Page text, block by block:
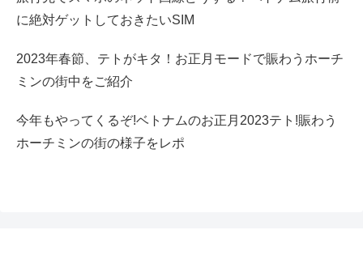
に絶対ゲットしておきたいSIM
2023年春節、テトがキタ！お正月モードで賑わうホーチ
ミンの街中をご紹介
今年もやってくるぞ!ベトナムのお正月2023テト!賑わう
ホーチミンの街の様子をレポ